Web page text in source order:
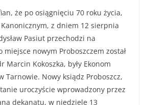
że po osiągnięciu 70 roku życia,
z dniem 12 sierpnia
Pasiut przechodzi na
miejsce nowym Proboszczem został
Marcin Kokoszka, były Ekonom
Tarnowie. Nowy ksiądz Proboszcz,
uroczyście wprowadzony przez
dekanatu, w niedzielę 13